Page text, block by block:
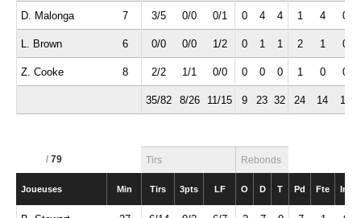
D. Malonga 7 3/5 0/0 0/1 0 4 4 1 4 0
L. Brown 6 0/0 0/0 1/2 0 1 1 2 1 0
Z. Cooke 8 2/2 1/1 0/0 0 0 0 1 0 0
35/82 8/26 11/15 9 23 32 24 14 13
/ 79 Tirs Rebonds
Joueuses Min Tirs 3pts LF O D T Pd Fte Int